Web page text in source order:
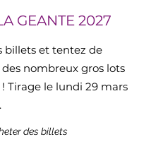
GEANTE 2027
billets et tentez de
nombreux gros lots
Tirage le lundi 29 mars
des billets